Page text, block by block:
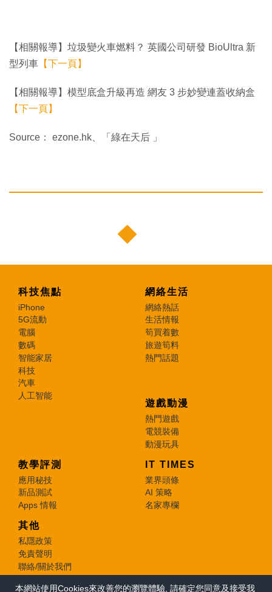
【相關報導】垃圾變火車燃料？ 英國公司研發 BioUltra 新
型列車 【下一頁】
【相關報導】模型底盒升級再造 網友 3 步妙變連蓋收納盒
【下一頁】
Source： ezone.hk、「綠在天后 」
科技焦點
iPhone
5G流動
電腦
數碼
智能家居
科技
汽車
人工智能
網絡生活
網絡熱話
生活情報
筍買着數
旅遊筍料
熱門話題
遊戲動漫
熱門遊戲
電競裝備
動漫玩具
教學評測
應用秘技
新品測試
Apps 情報
IT TIMES
業界頭條
AI 策略
名家專欄
其他
私隱政策
免責聲明
聯絡/關於我們
© 2026 e-zone. All Rights Reserved.
本網站使用Cookies來改善您的瀏覽體驗, 請確定您同意及接受我